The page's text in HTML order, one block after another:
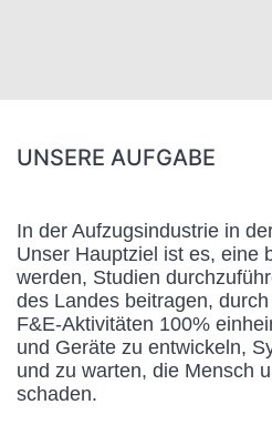
UNSERE AUFGABE
In der Aufzugsindustrie in
Unser Hauptziel ist es, eine
werden, Studien
des Landes beitragen,
F&E-Aktivitäten 100%
und Geräte zu entwickeln,
und zu warten, die Mensch
schaden.